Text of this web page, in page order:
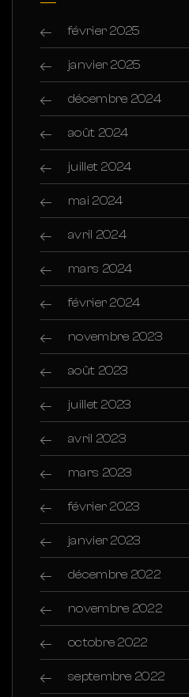
février 2025
janvier 2025
décembre 2024
août 2024
juillet 2024
mai 2024
avril 2024
mars 2024
février 2024
novembre 2023
août 2023
juillet 2023
avril 2023
mars 2023
février 2023
janvier 2023
décembre 2022
novembre 2022
octobre 2022
septembre 2022